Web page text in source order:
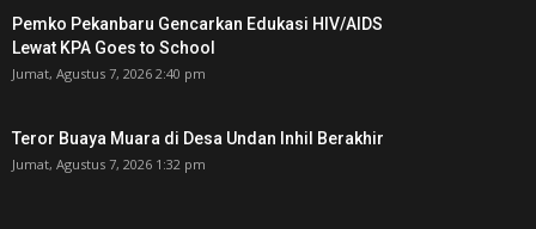
Pemko Pekanbaru Gencarkan Edukasi HIV/AIDS
Lewat KPA Goes to School
Jumat, Agustus 7, 2026 2:40 pm
Teror Buaya Muara di Desa Undan Inhil Berakhir
Jumat, Agustus 7, 2026 1:32 pm